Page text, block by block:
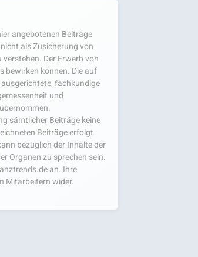
angebotenen Beiträge
als Zusicherung von
Der Erwerb von
bewirken können. Die auf
fachkundige
und
sämtlicher Beiträge keine
Beiträge erfolgt
bezüglich der Inhalte der
Organen zu sprechen sein.
an. Ihre
Mitarbeitern wider.